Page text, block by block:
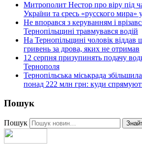
Митрополит Нестор про віру під
України та єресь «русского мира»
Не впорався з керуванням і
Тернопільщині травмувався водій
На Тернопільщині чоловік віддав
гривень за дрова, яких не отримав
12 серпня призупинять подачу
Тернополя
Тернопільська міськрада
понад 222 млн грн: куди
Пошук
Пошук